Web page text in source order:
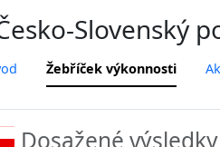
Slovenský
Žebříček výkonnosti
Dosažené